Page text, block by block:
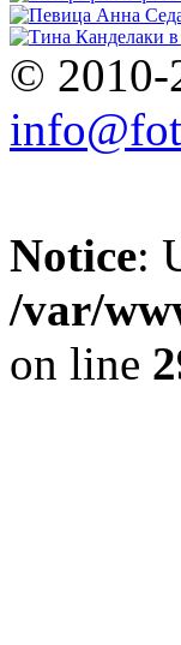
© 2010-
Notice:
/var/
on line